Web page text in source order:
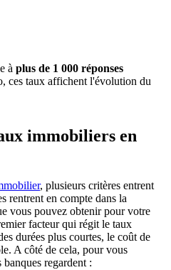
à plus de 1 000 réponses
ces taux affichent l'évolution du
immobiliers en
, plusieurs critères entrent
rentrent en compte dans la
vous pouvez obtenir pour votre
facteur qui régit le taux
durées plus courtes, le coût de
A côté de cela, pour vous
regardent :